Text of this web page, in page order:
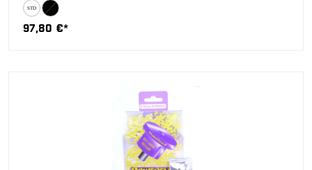
97,80 €*